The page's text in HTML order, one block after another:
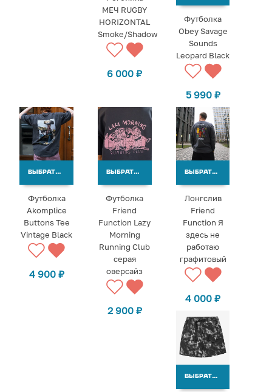
МЕЧ RUGBY
HORIZONTAL
Smoke/Shadow
6 000₽
Футболка
Obey Savage
Sounds
Leopard Black
5 990 ₽
ВЫБРАТЬ ВАРИАНТЫ
Футболка
Akomplice
Buttons Tee
Vintage Black
4 900 ₽
ВЫБРАТЬ ВАРИАНТЫ
Футболка
Friend
Function Lazy
Morning
Running Club
серая
оверсайз
2 900 ₽
ВЫБРАТЬ ВАРИАНТЫ
Лонгслив
Friend
Function Я
здесь не
работаю
графитовый
4 000₽
ВЫБРАТЬ ВАРИАНТЫ